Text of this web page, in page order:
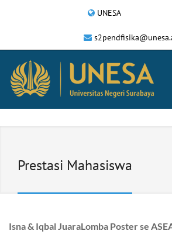
UNESA
Prestasi Mahasiswa
Isna & Iqbal JuaraLomba Poster se